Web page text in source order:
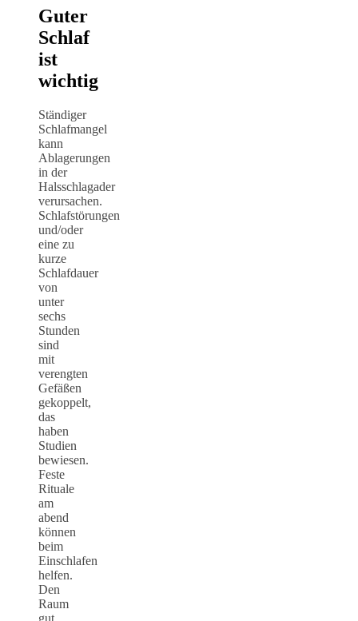
Guter
Schlaf
ist
wichtig
Ständiger
Schlafmangel
kann
Ablagerungen
in der
Halsschlagader
verursachen.
Schlafstörungen
und/oder
eine zu
kurze
Schlafdauer
von
unter
sechs
Stunden
sind
mit
verengten
Gefäßen
gekoppelt,
das
haben
Studien
bewiesen.
Feste
Rituale
am
abend
können
beim
Einschlafen
helfen.
Den
Raum
gut